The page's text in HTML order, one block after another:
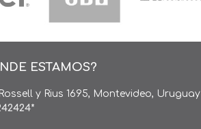
ESTAMOS?
y Rius 1695, Montevideo, Uruguay